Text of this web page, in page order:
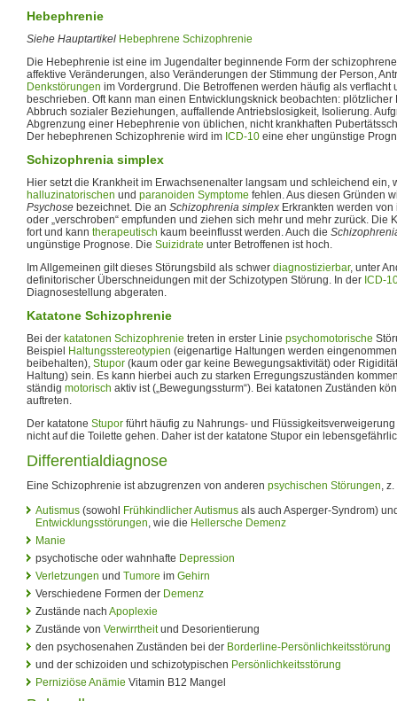
Hebephrenie
Siehe Hauptartikel Hebephrene Schizophrenie
Die Hebephrenie ist eine im Jugendalter beginnende Form der
affektive Veränderungen, also Veränderungen der Stimmung der Person,
Denkstörungen im Vordergrund. Die Betroffenen werden häufig als verflacht
beschrieben. Oft kann man einen Entwicklungsknick beobachten:
Abbruch sozialer Beziehungen, auffallende Antriebslosigkeit, Isolierung.
Abgrenzung einer Hebephrenie von üblichen, nicht krankhaften
Der hebephrenen Schizophrenie wird im ICD-10 eine eher ungünstige
Schizophrenia simplex
Hier setzt die Krankheit im Erwachsenenalter langsam und schleichend ein,
halluzinatorischen und paranoiden Symptome fehlen. Aus diesen Gründen
Psychose bezeichnet. Die an Schizophrenia simplex Erkrankten werden von
oder „verschroben“ empfunden und ziehen sich mehr und mehr zurück. Die
fort und kann therapeutisch kaum beeinflusst werden. Auch die
ungünstige Prognose. Die Suizidrate unter Betroffenen ist hoch.
Im Allgemeinen gilt dieses Störungsbild als schwer diagnostizierbar, unter
definitorischer Überschneidungen mit der Schizotypen Störung. In der ICD-
Diagnosestellung abgeraten.
Katatone Schizophrenie
Bei der katatonen Schizophrenie treten in erster Linie psychomotorische
Beispiel
Haltungsstereotypien (eigenartige Haltungen werden
beibehalten), Stupor (kaum oder gar keine Bewegungsaktivität) oder
Haltung) sein. Es kann hierbei auch zu starken Erregungszuständen
ständig motorisch aktiv ist („Bewegungssturm“). Bei katatonen Zuständen
auftreten.
Der katatone Stupor führt häufig zu Nahrungs- und
nicht auf die Toilette gehen. Daher ist der katatone Stupor ein
Differentialdiagnose
Eine Schizophrenie ist abzugrenzen von anderen psychischen Störungen,
Autismus (sowohl Frühkindlicher Autismus als auch Asperger-Syndrom)
Entwicklungsstörungen, wie die Hellersche Demenz
Manie
psychotische oder wahnhafte Depression
Verletzungen und Tumore im Gehirn
Verschiedene Formen der Demenz
Zustände nach Apoplexie
Zustände von Verwirrtheitund Desorientierung
den psychosenahen Zuständen bei der Borderline-Persönlichkeitsstörung
und der schizoiden und schizotypischen Persönlichkeitsstörung
Perniziöse Anämie Vitamin B12 Mangel